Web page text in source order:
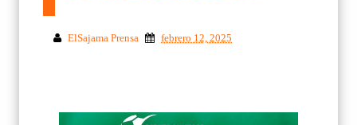
ElSajama Prensa febrero 12, 2025